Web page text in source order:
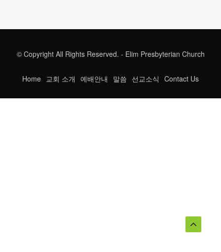
© Copyright All Rights Reserved. - Elim Presbyterian Church
Home 교회 소개 예배안내 말씀 선교소식 Contact Us